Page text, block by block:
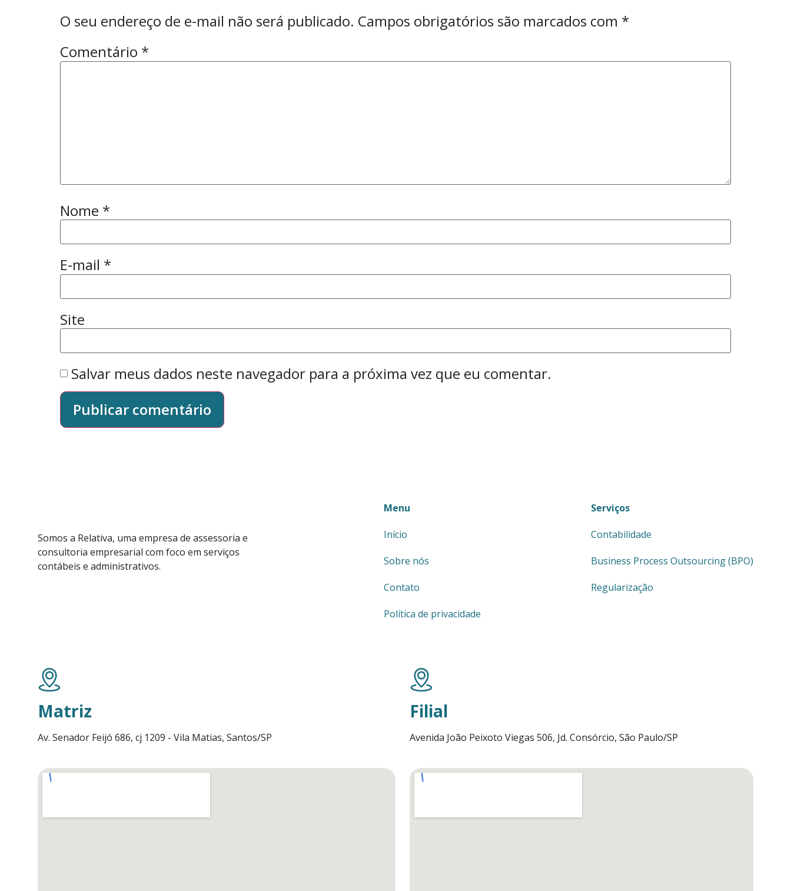
O seu endereço de e-mail não será publicado. Campos obrigatórios são marcados com *
Comentário *
Nome *
E-mail *
Site
Salvar meus dados neste navegador para a próxima vez que eu comentar.
Somos a Relativa, uma empresa de assessoria e
consultoria empresarial com foco em serviços
contábeis e administrativos.
Menu
Início
Sobre nós
Contato
Política de privacidade
Serviços
Contabilidade
Business Process Outsourcing (BPO)
Regularização
Matriz
Av. Senador Feijó 686, cj 1209 - Vila Matias, Santos/SP
Filial
Avenida João Peixoto Viegas 506, Jd. Consórcio, São Paulo/SP